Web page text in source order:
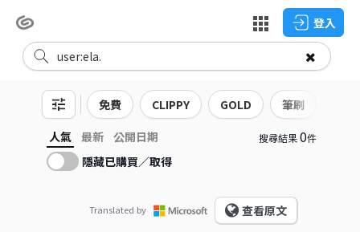
登入
免費 CLIPPY GOLD 筆刷
人氣
最新
公開日期
隱藏已購買／取得
搜尋結果0件
Translated by 查看原文